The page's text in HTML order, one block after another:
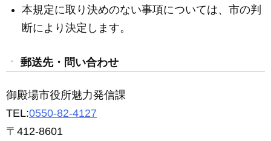
本規定に取り決めのない事項については、市の判
断により決定します。
郵送先・問い合わせ
御殿場市役所魅力発信課
TEL:0550-82-4127
〒412-8601